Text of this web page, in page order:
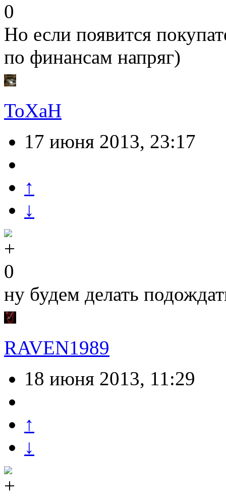
0
Но если появится
по финансам напряг)
ToXaH
17 июня 2013, 23:17
↑
↓
0
ну будем делать
RAVEN1989
18 июня 2013, 11:29
↑
↓